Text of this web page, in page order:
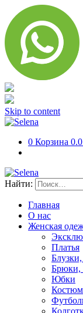
Skip to content
0 Корзина
Найти:
Главная
О нас
Женская
Платья
Брюки,
Юбки